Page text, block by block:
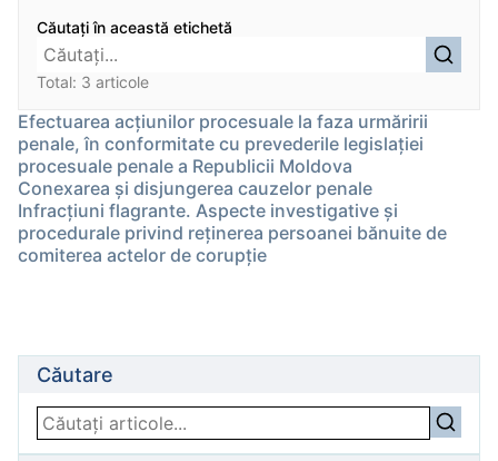
Căutați în această etichetă
Total: 3 articole
Efectuarea acțiunilor procesuale la faza urmăririi
penale, în conformitate cu prevederile legislației
procesuale penale a Republicii Moldova
Conexarea și disjungerea cauzelor penale
Infracţiuni flagrante. Aspecte investigative şi
procedurale privind reţinerea persoanei bănuite de
comiterea actelor de corupţie
Căutare